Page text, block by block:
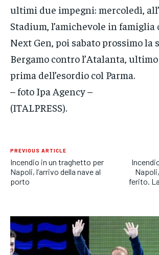
ultimi due impegni: mercoledì,
Stadium, l’amichevole in famiglia
Next Gen, poi sabato prossimo la
Bergamo contro l’Atalanta,
prima dell’esordio col Parma.
– foto Ipa Agency –
(ITALPRESS).
PREVIOUS ARTICLE
Incendio in un traghetto per
Napoli, l’arrivo della nave al
porto
ferito.